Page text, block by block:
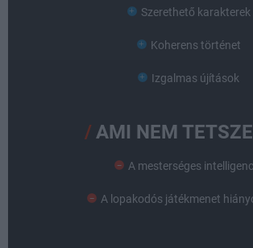
Szerethető karakterek
Koherens történet
Izgalmas újítások
AMI NEM
A mesterséges
A lopakodós játékmenet